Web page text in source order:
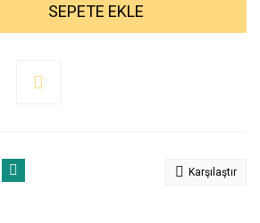
SEPETE EKLE
Karşılaştır